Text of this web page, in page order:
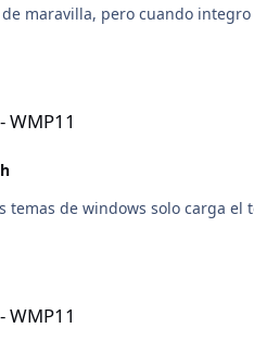
maravilla, pero cuando
WMP11
de windows solo carga
WMP11